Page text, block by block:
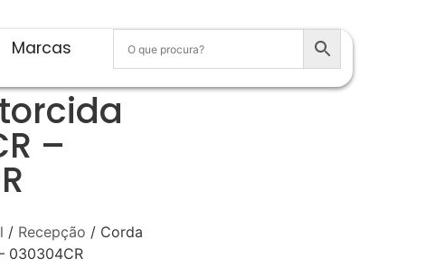
Marcas
–
/ Recepção / Corda
030304CR